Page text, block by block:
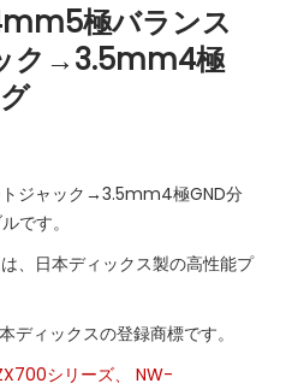
極バランス
ク→3.5mm4極
ジャック→3.5mm4極GND分
です。
、日本ディックス製の高性能プ
ィックスの登録商標です。
シリーズ、 NW-